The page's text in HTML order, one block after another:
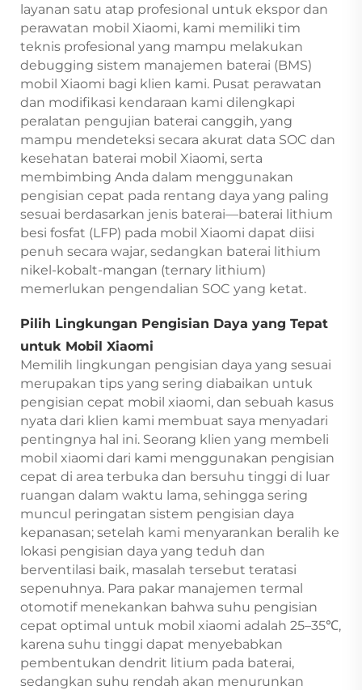
layanan satu atap profesional untuk ekspor dan
perawatan mobil Xiaomi, kami memiliki tim
teknis profesional yang mampu melakukan
debugging sistem manajemen baterai (BMS)
mobil Xiaomi bagi klien kami. Pusat perawatan
dan modifikasi kendaraan kami dilengkapi
peralatan pengujian baterai canggih, yang
mampu mendeteksi secara akurat data SOC dan
kesehatan baterai mobil Xiaomi, serta
membimbing Anda dalam menggunakan
pengisian cepat pada rentang daya yang paling
sesuai berdasarkan jenis baterai—baterai lithium
besi fosfat (LFP) pada mobil Xiaomi dapat diisi
penuh secara wajar, sedangkan baterai lithium
nikel-kobalt-mangan (ternary lithium)
memerlukan pengendalian SOC yang ketat.
Pilih Lingkungan Pengisian Daya yang Tepat
untuk Mobil Xiaomi
Memilih lingkungan pengisian daya yang sesuai
merupakan tips yang sering diabaikan untuk
pengisian cepat mobil xiaomi, dan sebuah kasus
nyata dari klien kami membuat saya menyadari
pentingnya hal ini. Seorang klien yang membeli
mobil xiaomi dari kami menggunakan pengisian
cepat di area terbuka dan bersuhu tinggi di luar
ruangan dalam waktu lama, sehingga sering
muncul peringatan sistem pengisian daya
kepanasan; setelah kami menyarankan beralih ke
lokasi pengisian daya yang teduh dan
berventilasi baik, masalah tersebut teratasi
sepenuhnya. Para pakar manajemen termal
otomotif menekankan bahwa suhu pengisian
cepat optimal untuk mobil xiaomi adalah 25–35℃,
karena suhu tinggi dapat menyebabkan
pembentukan dendrit litium pada baterai,
sedangkan suhu rendah akan menurunkan